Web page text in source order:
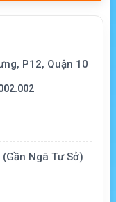
P12, Quận 10
Ngã Tư Sở)